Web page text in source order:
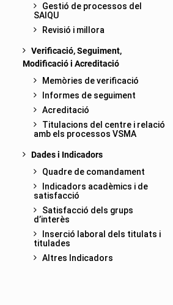
Gestió de processos del
SAIQU
Revisió i millora
Verificació, Seguiment,
Modificació i Acreditació
Memòries de verificació
Informes de seguiment
Acreditació
Titulacions del centre i relació
amb els processos VSMA
Dades i Indicadors
Quadre de comandament
Indicadors acadèmics i de
satisfacció
Satisfacció dels grups
d’interès
Inserció laboral dels titulats i
titulades
Altres Indicadors